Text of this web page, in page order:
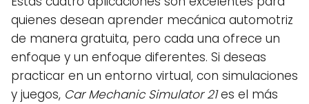
quienes desean aprender mecánica automotriz
de manera gratuita, pero cada una ofrece un
enfoque y un enfoque diferentes. Si deseas
practicar en un entorno virtual, con simulaciones
y juegos, Car Mechanic Simulator 21es el más